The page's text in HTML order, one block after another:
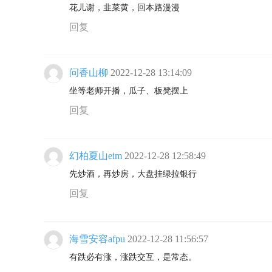
花儿谢，韭菜黄，回本路漫漫
回复
问香山柳 2022-12-28 13:14:09
坐等老师开播，瓜子、板凳摆上
回复
幻柏夏山eim 2022-12-28 12:58:49
先炒酒，再炒房，大盘挂绿拉银行
回复
海雪安容afpu 2022-12-28 11:56:57
有跌必有涨，涨跌交互，是常态。